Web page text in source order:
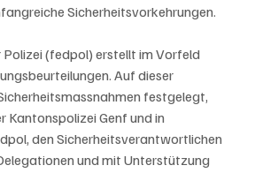
Sicherheitsvorkehrungen.
(fedpol) erstellt im Vorfeld
Auf dieser
festgelegt,
Kantonspolizei Genf und in
den Sicherheitsverantwortlichen
und mit Unterstützung